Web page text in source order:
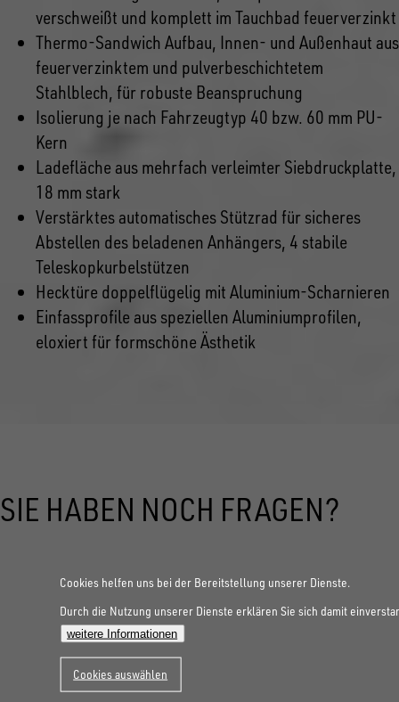
verschweißt und komplett im Tauchbad feuerverzinkt
Thermo-Sandwich Aufbau, Innen- und Außenhaut aus
feuerverzinktem und pulverbeschichtetem
Stahlblech, für robuste Beanspruchung
Isolierung je nach Fahrzeugtyp 40 bzw. 60 mm PU-
Kern
Ladefläche aus mehrfach verleimter Siebdruckplatte,
18 mm stark
Verstärktes automatisches Stützrad für sicheres
Abstellen des beladenen Anhängers, 4 stabile
Teleskopkurbelstützen
Hecktüre doppelflügelig mit Aluminium-Scharnieren
Einfassprofile aus speziellen Aluminiumprofilen,
eloxiert für formschöne Ästhetik
SIE HABEN NOCH FRAGEN?
Cookies helfen uns bei der Bereitstellung unserer Dienste.
Durch die Nutzung unserer Dienste erklären Sie sich damit
weitere Informationen
Cookies auswählen